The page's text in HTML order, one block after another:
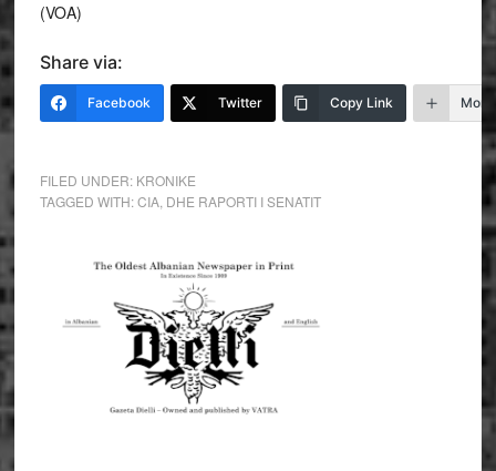
(VOA)
Share via:
Facebook Twitter Copy Link More
FILED UNDER: KRONIKE
TAGGED WITH:CIA, DHE RAPORTI I SENATIT